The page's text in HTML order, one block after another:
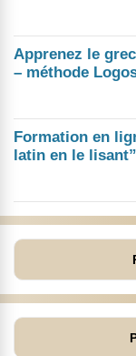
Apprenez le
– méthode
Formation en
latin en le lisant”